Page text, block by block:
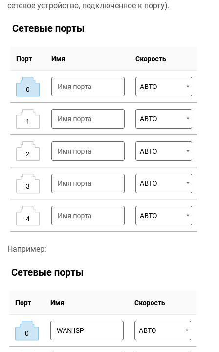
сетевое устройство, подключенное к порту).
Например: